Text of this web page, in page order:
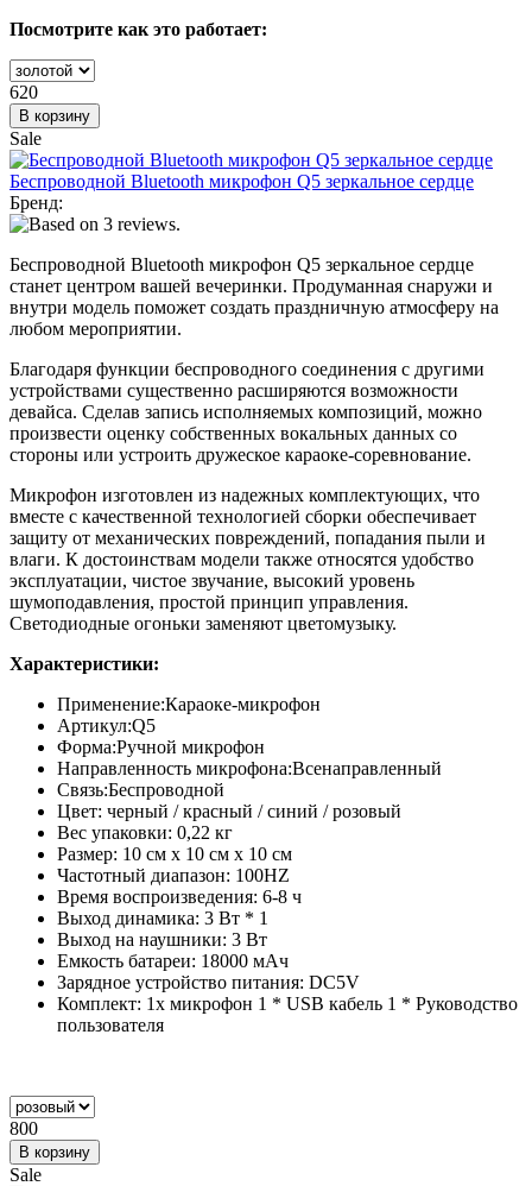
Посмотрите как это работает:
620
Sale
Беспроводной Bluetooth микрофон Q5 зеркальное сердце
Бренд:
Беспроводной Bluetooth микрофон Q5 зеркальное сердце
станет центром вашей вечеринки. Продуманная снаружи и
внутри модель поможет создать праздничную атмосферу на
любом мероприятии.
Благодаря функции беспроводного соединения с другими
устройствами существенно расширяются возможности
девайса. Сделав запись исполняемых композиций, можно
произвести оценку собственных вокальных данных со
стороны или устроить дружеское караоке-соревнование.
Микрофон изготовлен из надежных комплектующих, что
вместе с качественной технологией сборки обеспечивает
защиту от механических повреждений, попадания пыли и
влаги. К достоинствам модели также относятся удобство
эксплуатации, чистое звучание, высокий уровень
шумоподавления, простой принцип управления.
Светодиодные огоньки заменяют цветомузыку.
Характеристики:
Применение:Караоке-микрофон
Артикул:Q5
Форма:Ручной микрофон
Направленность микрофона:Всенаправленный
Связь:Беспроводной
Цвет: черный / красный / синий / розовый
Вес упаковки: 0,22 кг
Размер: 10 см x 10 см x 10 см
Частотный диапазон: 100HZ
Время воспроизведения: 6-8 ч
Выход динамика: 3 Вт * 1
Выход на наушники: 3 Вт
Емкость батареи: 18000 мАч
Зарядное устройство питания: DC5V
Комплект: 1x микрофон 1 * USB кабель 1 * Руководство
пользователя
800
Sale